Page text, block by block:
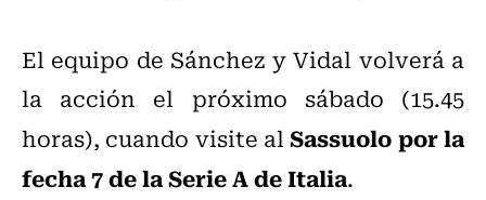
El equipo de Sánchez y Vidal volverá a
la acción el próximo sábado (15.45
horas), cuando visite alSassuolo por la
fecha 7 de la Serie A de Italia.